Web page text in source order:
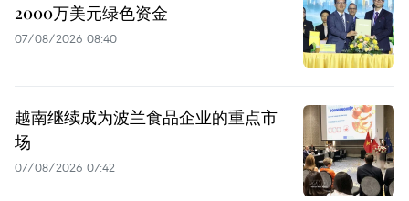
2000万美元绿色资金
07/08/2026 08:40
越南继续成为波兰食品企业的重点市
场
07/08/2026 07:42